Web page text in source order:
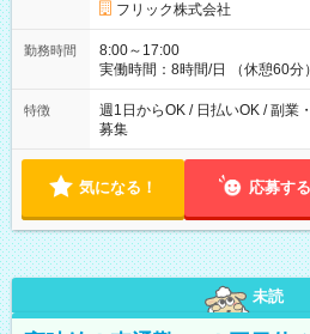
フリック株式会社
勤務時間
8:00～17:00
実働時間：8時間/日 （休憩60分） 残
募集は行っておりません。予め
特徴
週1日からOK / 日払いOK / 副業
募集
気になる！ 応募する
未読